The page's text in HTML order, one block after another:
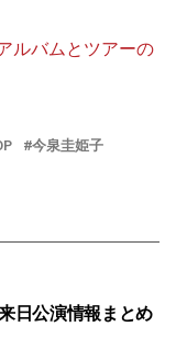
ルバムとツアーの
今泉圭姫子
日公演情報まとめ